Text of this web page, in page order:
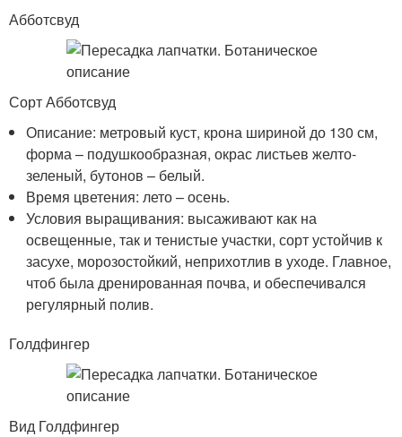
Абботсвуд
Сорт Абботсвуд
Описание: метровый куст, крона шириной до 130 см,
форма – подушкообразная, окрас листьев желто-
зеленый, бутонов – белый.
Время цветения: лето – осень.
Условия выращивания: высаживают как на
освещенные, так и тенистые участки, сорт устойчив к
засухе, морозостойкий, неприхотлив в уходе. Главное,
чтоб была дренированная почва, и обеспечивался
регулярный полив.
Голдфингер
Вид Голдфингер